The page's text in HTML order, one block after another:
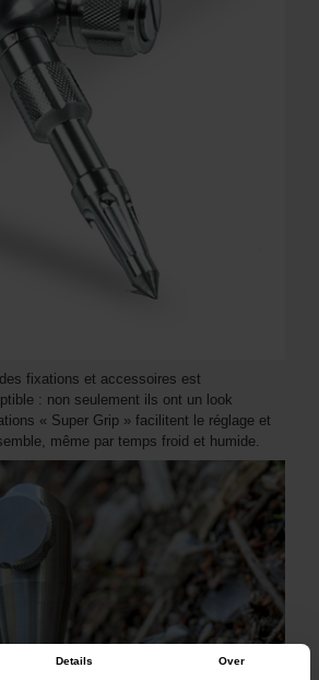
Details Over
fixations et accessoires est
: non seulement ils ont un look
« Super Grip » facilitent le réglage et
même par temps froid et humide.